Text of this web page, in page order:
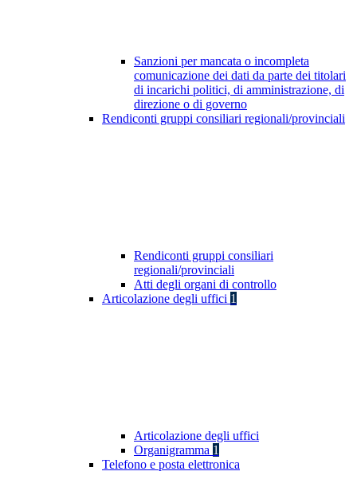
Sanzioni per mancata o incompleta
comunicazione dei dati da parte dei titolari
di incarichi politici, di amministrazione, di
direzione o di governo
Rendiconti gruppi consiliari regionali/provinciali
Rendiconti gruppi consiliari
regionali/provinciali
Atti degli organi di controllo
Articolazione degli uffici 1
Articolazione degli uffici
Organigramma 1
Telefono e posta elettronica